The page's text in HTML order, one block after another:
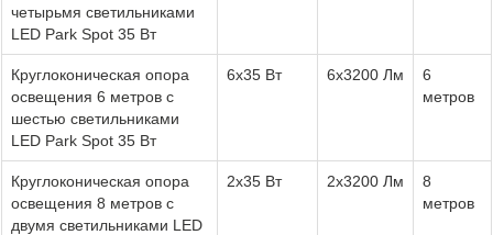
четырьмя светильниками
LED Park Spot 35 Вт
Круглоконическая опора
освещения 6 метров с
шестью светильниками
LED Park Spot 35 Вт
6x35 Вт 6х3200 Лм
6
метров
Круглоконическая опора
освещения 8 метров с
двумя светильниками LED
2x35 Вт 2х3200 Лм
8
метров